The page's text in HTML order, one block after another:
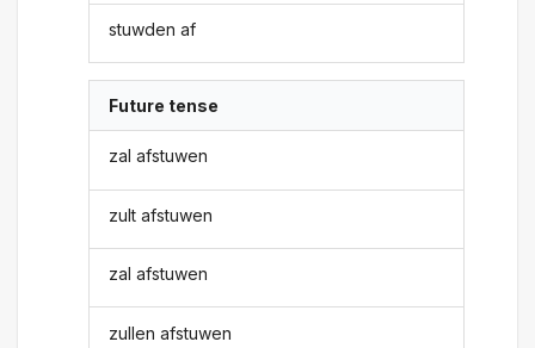
stuwden af
Future tense
zal afstuwen
zult afstuwen
zal afstuwen
zullen afstuwen